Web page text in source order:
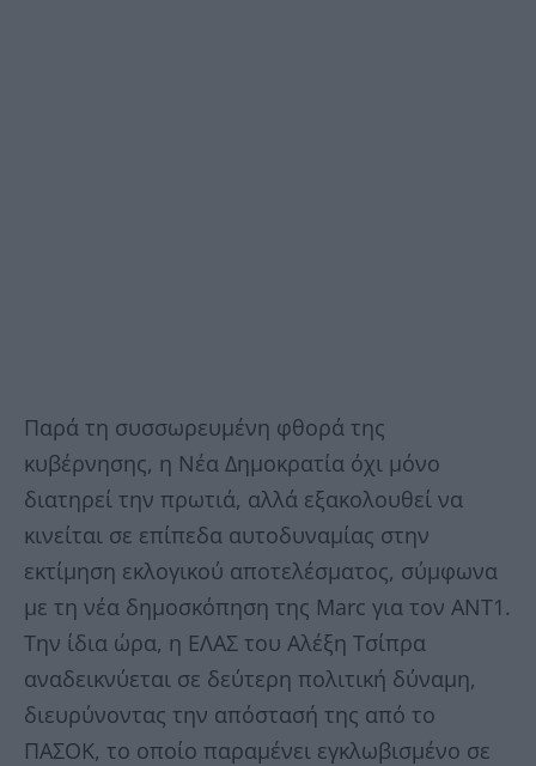
Παρά τη συσσωρευμένη φθορά της
κυβέρνησης, η Νέα Δημοκρατία όχι μόνο
διατηρεί την πρωτιά, αλλά εξακολουθεί να
κινείται σε επίπεδα αυτοδυναμίας στην
εκτίμηση εκλογικού αποτελέσματος, σύμφωνα
με τη νέα δημοσκόπηση της Marc για τον ANT1.
Την ίδια ώρα, η ΕΛΑΣ του Αλέξη Τσίπρα
αναδεικνύεται σε δεύτερη πολιτική δύναμη,
διευρύνοντας την απόστασή της από το
ΠΑΣΟΚ, το οποίο παραμένει εγκλωβισμένο σε